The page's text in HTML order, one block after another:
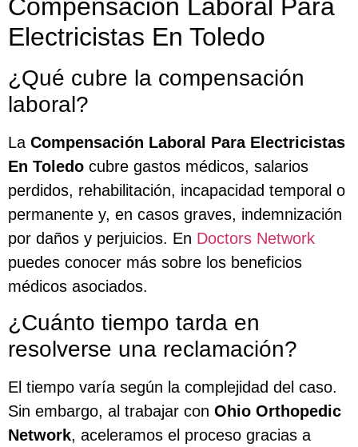
Compensación Laboral Para
Electricistas En Toledo
¿Qué cubre la compensación
laboral?
La Compensación Laboral Para Electricistas
En Toledo cubre gastos médicos, salarios
perdidos, rehabilitación, incapacidad temporal o
permanente y, en casos graves, indemnización
por daños y perjuicios. En Doctors Network
puedes conocer más sobre los beneficios
médicos asociados.
¿Cuánto tiempo tarda en
resolverse una reclamación?
El tiempo varía según la complejidad del caso.
Sin embargo, al trabajar con Ohio Orthopedic
Network, aceleramos el proceso gracias a